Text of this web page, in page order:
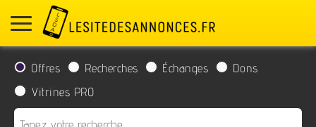
Offres Recherches Échanges
Dons
Vitrines PRO